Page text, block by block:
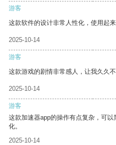
游客
这款软件的设计非常人性化，使用起来
2025-10-14
游客
这款游戏的剧情非常感人，让我久久不
2025-10-14
游客
这款加速器app的操作有点复杂，可
化。
2025-10-14